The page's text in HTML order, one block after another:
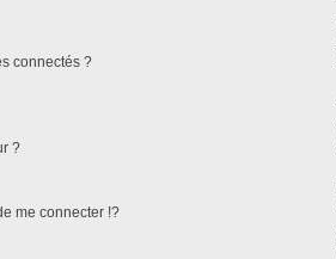
connectés ?
?
me connecter !?